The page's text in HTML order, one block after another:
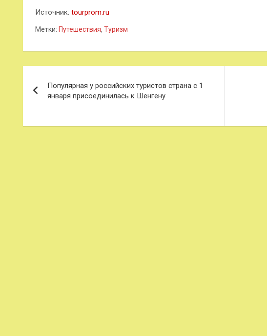
Источник: tourprom.ru
Метки: Путешествия, Туризм
по
Популярная у российских туристов страна с 1
января присоединилась к Шенгену